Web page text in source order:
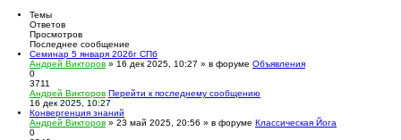
Темы
Ответов
Просмотров
Последнее сообщение
Семинар 5 января 2026г СПб
Андрей Викторов » 16 дек 2025, 10:27 » в форуме Объявления
0
3711
Андрей Викторов Перейти к последнему сообщению
16 дек 2025, 10:27
Конвергенция знаний
Андрей Викторов » 23 май 2025, 20:56 » в форуме Классическая Йога
0